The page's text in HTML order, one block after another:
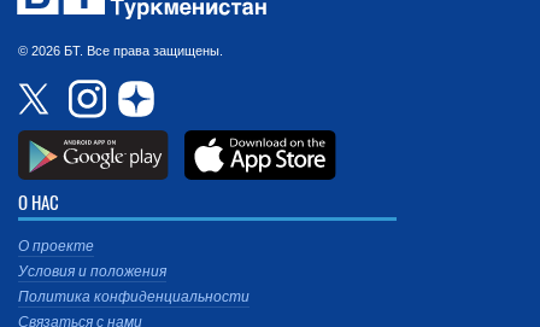
© 2026 БТ. Все права защищены.
О НАС
О проекте
Условия и положения
Политика конфиденциальности
Связаться с нами